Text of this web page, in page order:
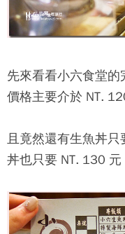
先來看看小六食堂的
價格主要介於 NT.
且竟然還有生魚丼
丼也只要 NT. 130 元